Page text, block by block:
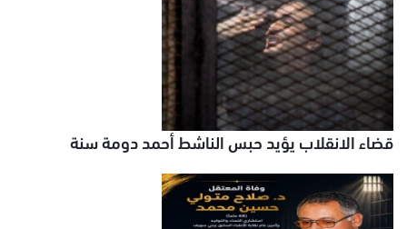
قضاء الانقلاب يؤيد حبس الناشط أحمد دومة سنة